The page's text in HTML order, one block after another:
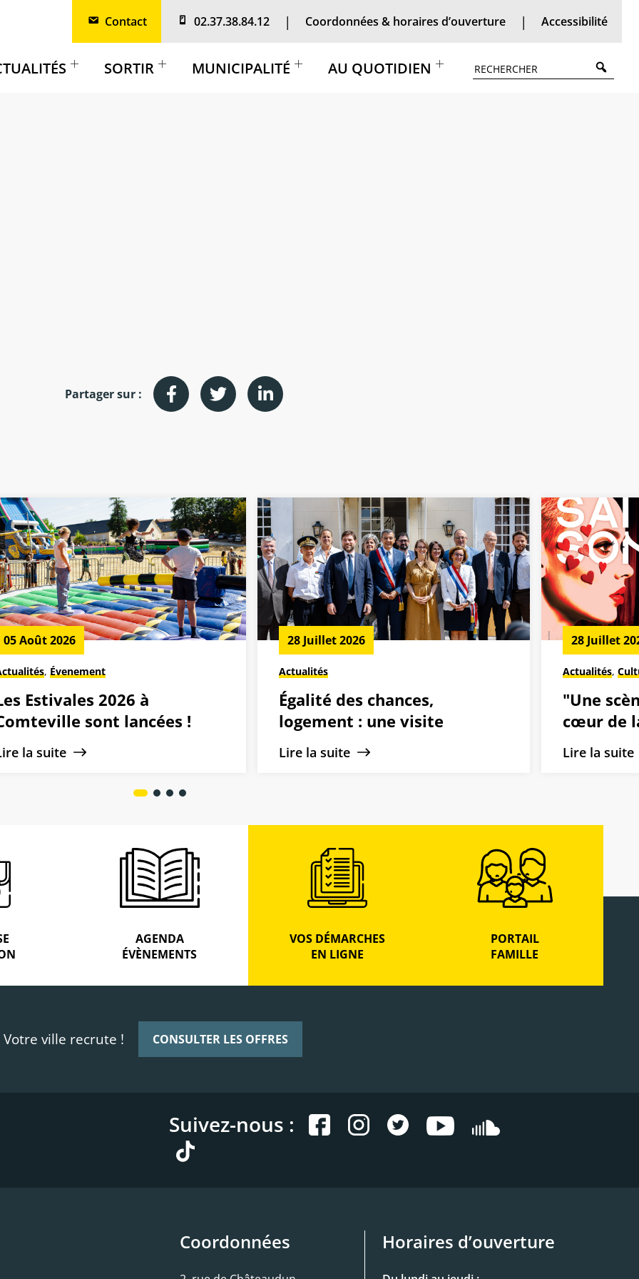
Contact 02.37.38.84.12 Coordonnées & horaires d’ouverture Accessibilité
SORTIR MUNICIPALITÉ AU QUOTIDIEN
Partager sur :
05 Août 2026
,Évenement
Estivales 2026 à
sont lancées !
la suite
28 Juillet 2026
Actualités
Égalité des chances,
logement : une visite
ministérielle au cœur des
ambitions drouaises
Lire la suite
28 Juillet
Actualités,
"Une
cœur de
de Dreux
2026-
Lire la
AGENDA
ÉVÈNEMENTS
VOS DÉMARCHES
EN LIGNE
PORTAIL
FAMILLE
Votre ville recrute ! CONSULTER LES OFFRES
Suivez-nous :
Coordonnées Horaires d’ouverture